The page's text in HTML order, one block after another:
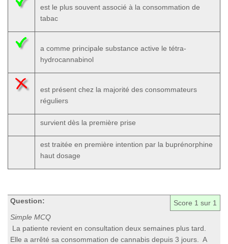
est le plus souvent associé à la consommation de
tabac
a comme principale substance active le tétra-
hydrocannabinol
est présent chez la majorité des consommateurs
réguliers
survient dès la première prise
est traitée en première intention par la buprénorphine
haut dosage
Score 1 sur 1
Question:
Simple MCQ
La patiente revient en consultation deux semaines plus tard.
Elle a arrêté sa consommation de cannabis depuis 3 jours. A